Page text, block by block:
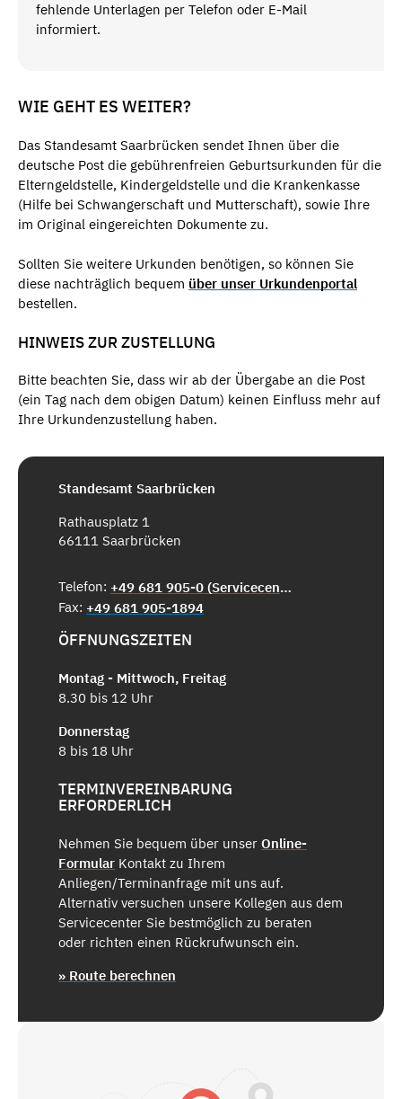
fehlende Unterlagen per Telefon oder E-Mail
informiert.
WIE GEHT ES WEITER?
Das Standesamt Saarbrücken sendet Ihnen über die
deutsche Post die gebührenfreien Geburtsurkunden für die
Elterngeldstelle, Kindergeldstelle und die Krankenkasse
(Hilfe bei Schwangerschaft und Mutterschaft), sowie Ihre
im Original eingereichten Dokumente zu.
Sollten Sie weitere Urkunden benötigen, so können Sie
diese nachträglich bequem über unser Urkundenportal
bestellen.
HINWEIS ZUR ZUSTELLUNG
Bitte beachten Sie, dass wir ab der Übergabe an die Post
(ein Tag nach dem obigen Datum) keinen Einfluss mehr auf
Ihre Urkundenzustellung haben.
Standesamt Saarbrücken
Rathausplatz 1
66111 Saarbrücken
Telefon:
+49 681 905-0 (Servicecenter)
Fax: +49 681 905-1894
ÖFFNUNGSZEITEN
Montag - Mittwoch, Freitag
8.30 bis 12 Uhr
Donnerstag
8 bis 18 Uhr
TERMINVEREINBARUNG
ERFORDERLICH
Nehmen Sie bequem über unser Online-
Formular Kontakt zu Ihrem
Anliegen/Terminanfrage mit uns auf.
Alternativ versuchen unsere Kollegen aus dem
Servicecenter Sie bestmöglich zu beraten
oder richten einen Rückrufwunsch ein.
» Route berechnen